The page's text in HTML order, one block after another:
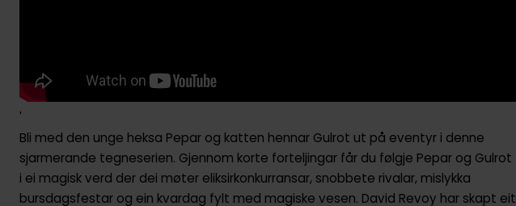
'
Bli med den unge heksa Pepar og katten hennar Gulrot ut på eventyr i denne
sjarmerande tegneserien. Gjennom korte forteljingar får du følgje Pepar og Gulrot
i ei magisk verd der dei møter eliksirkonkurransar, snobbete rivalar, mislykka
bursdagsfestar og ein kvardag fylt med magiske vesen. David Revoy har skapt eit